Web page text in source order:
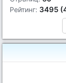
Рейтинг: 3495